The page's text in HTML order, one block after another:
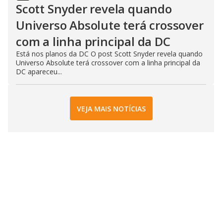
Scott Snyder revela quando
Universo Absolute terá crossover
com a linha principal da DC
Está nos planos da DC O post Scott Snyder revela quando
Universo Absolute terá crossover com a linha principal da
DC apareceu...
VEJA MAIS NOTÍCIAS